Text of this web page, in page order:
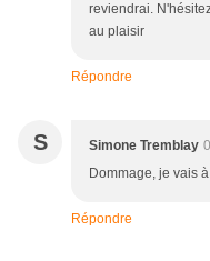
reviendrai.
au plaisir
Répondre
S Simone Tremblay
Dommage, je vais
Répondre